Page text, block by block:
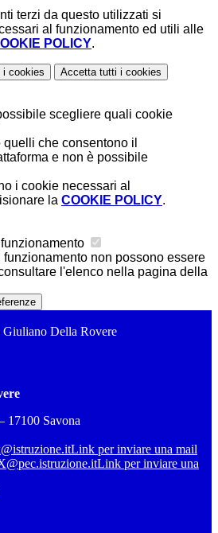
terzi da questo utilizzati si
al funzionamento ed utili alle
POLICY.
i cookies Accetta tutti i cookies
scegliere quali cookie
quelli che consentono il
e non è possibile
i cookie necessari al
la COOKIE POLICY.
funzionamento non possono essere
l'elenco nella pagina della
Giuliano Della Rovere
17100 Savona
Link per inviare una mail
Link per inviare una